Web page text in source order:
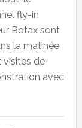
fly-in
Rotax sont
la matinée
visites de
avec